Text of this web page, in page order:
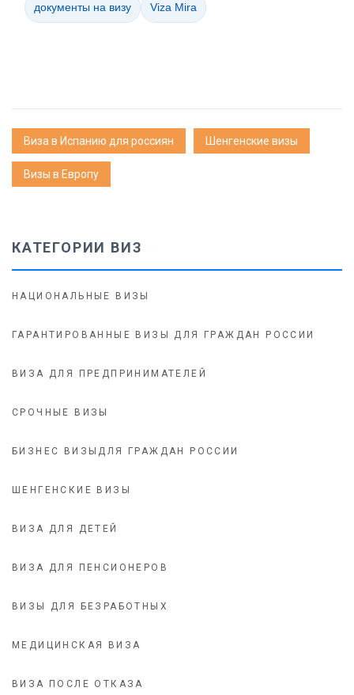
документы на визу Viza Mira
Виза в Испанию для россиян Шенгенские визы
Визы в Европу
КАТЕГОРИИ ВИЗ
НАЦИОНАЛЬНЫЕ ВИЗЫ
ГАРАНТИРОВАННЫЕ ВИЗЫ ДЛЯ ГРАЖДАН РОССИИ
ВИЗА ДЛЯ ПРЕДПРИНИМАТЕЛЕЙ
СРОЧНЫЕ ВИЗЫ
БИЗНЕС ВИЗЫДЛЯ ГРАЖДАН РОССИИ
ШЕНГЕНСКИЕ ВИЗЫ
ВИЗА ДЛЯ ДЕТЕЙ
ВИЗА ДЛЯ ПЕНСИОНЕРОВ
ВИЗЫ ДЛЯ БЕЗРАБОТНЫХ
МЕДИЦИНСКАЯ ВИЗА
ВИЗА ПОСЛЕ ОТКАЗА